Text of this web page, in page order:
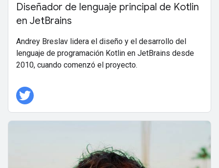
Diseñador de lenguaje principal de Kotlin
en JetBrains
Andrey Breslav lidera el diseño y el desarrollo del
lenguaje de programación Kotlin en JetBrains desde
2010, cuando comenzó el proyecto.